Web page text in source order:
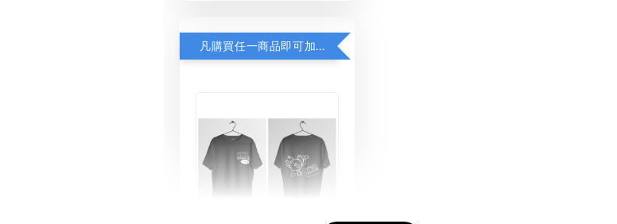
凡購買任一商品即可加購 THT 九週年紀念 T-shirt